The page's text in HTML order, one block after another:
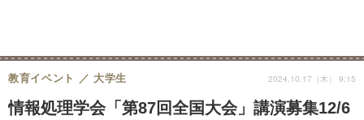
情報処理学会「第87回全国大会」講演募集12/6
教育イベント 大学生 2024.10.17（木） 9:15